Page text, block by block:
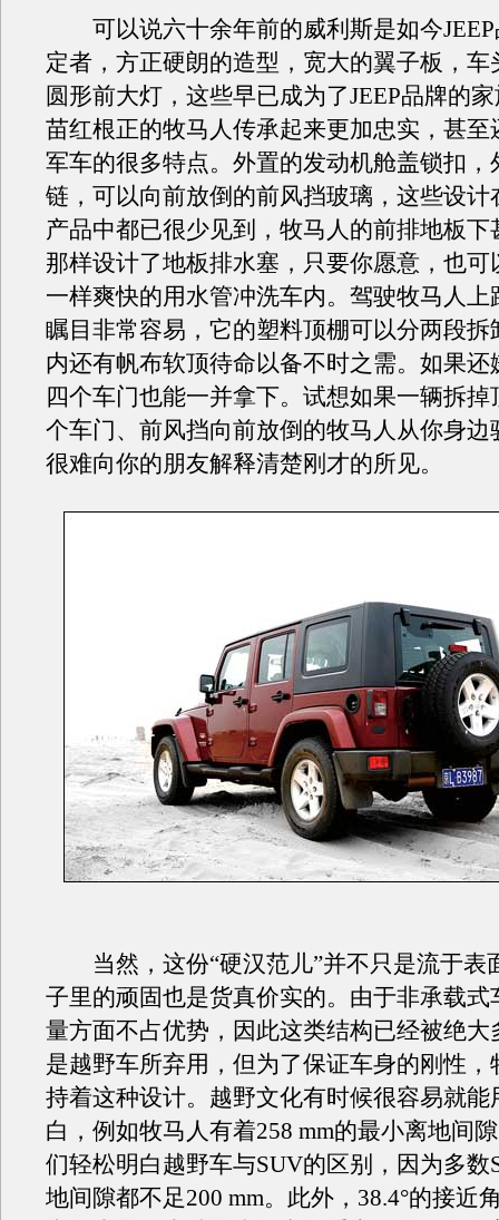
可以说六十余年前的威利斯是如今JEEP
定者，方正硬朗的造型，宽大的翼子板，车
圆形前大灯，这些早已成为了JEEP品牌的
苗红根正的牧马人传承起来更加忠实，甚至
军车的很多特点。外置的发动机舱盖锁扣，
链，可以向前放倒的前风挡玻璃，这些设计
产品中都已很少见到，牧马人的前排地板下
那样设计了地板排水塞，只要你愿意，也可
一样爽快的用水管冲洗车内。驾驶牧马人上
瞩目非常容易，它的塑料顶棚可以分两段拆
内还有帆布软顶待命以备不时之需。如果还
四个车门也能一并拿下。试想如果一辆拆掉
个车门、前风挡向前放倒的牧马人从你身边
很难向你的朋友解释清楚刚才的所见。
当然，这份“硬汉范儿”并不只是流于表
子里的顽固也是货真价实的。由于非承载式
量方面不占优势，因此这类结构已经被绝大
是越野车所弃用，但为了保证车身的刚性，
持着这种设计。越野文化有时候很容易就能
白，例如牧马人有着258 mm的最小离地间
们轻松明白越野车与SUV的区别，因为多数
地间隙都不足200 mm。此外，38.4°的接近